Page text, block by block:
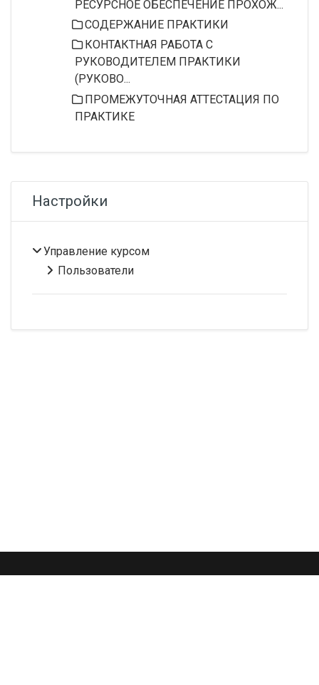
РЕСУРСНОЕ ОБЕСПЕЧЕНИЕ ПРОХОЖ...
СОДЕРЖАНИЕ ПРАКТИКИ
КОНТАКТНАЯ РАБОТА С
РУКОВОДИТЕЛЕМ ПРАКТИКИ
(РУКОВО...
ПРОМЕЖУТОЧНАЯ АТТЕСТАЦИЯ ПО
ПРАКТИКЕ
Настройки
Управление курсом
Пользователи